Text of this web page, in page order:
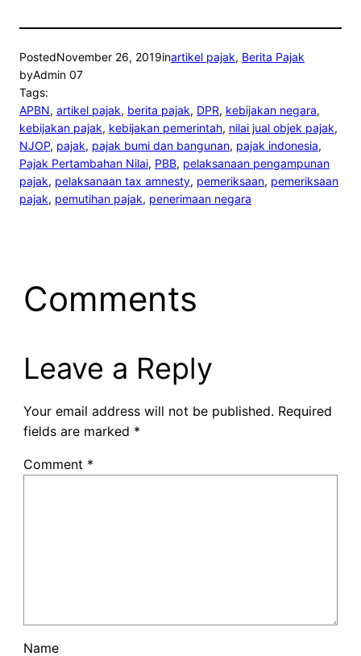
PostedNovember 26, 2019inartikel pajak, Berita Pajak
byAdmin 07
Tags:
APBN, artikel pajak, berita pajak, DPR, kebijakan negara
kebijakan pajak, kebijakan pemerintah, nilai jual objek pajak
NJOP, pajak, pajak bumi dan bangunan, pajak indonesia
Pajak Pertambahan Nilai, PBB, pelaksanaan pengampunan
pajak, pelaksanaan tax amnesty, pemeriksaan, pemeriksaan
pajak, pemutihan pajak, penerimaan negara
Comments
Leave a Reply
Your email address will not be published. Required
fields are marked *
Comment *
Name